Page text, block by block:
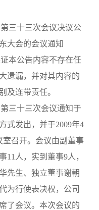
三十三次会议决议公
大会的会议通知
本公告内容不存在任
遗漏，并对其内容的
及连带责任。
三十三次会议通知于
式发出，并于2009年4
室召开。会议由副董事
11人，实到董事9人，
先生、独立董事谢朝
为行使表决权，公司
了会议。本次会议的